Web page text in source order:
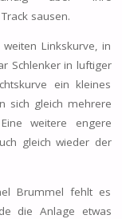
sausen.
Linkskurve, in
Schlenker in luftiger
ein kleines
sich gleich mehrere
weitere engere
gleich wieder der
Brummel fehlt es
die Anlage etwas